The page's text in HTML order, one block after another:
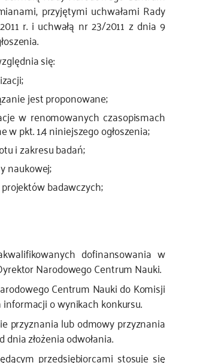
przyjętymi uchwałami Rady
r. i uchwałą nr 23/2011 z dnia 9
się:
jest proponowane;
w renomowanych czasopismach
pkt. 1.4 niniejszego ogłoszenia;
i zakresu badań;
naukowej;
badawczych;
dofinansowania w
Narodowego Centrum Nauki.
Centrum Nauki do Komisji
o wynikach konkursu.
przyznania lub odmowy przyznania
złożenia odwołania.
przedsiębiorcami stosuje się